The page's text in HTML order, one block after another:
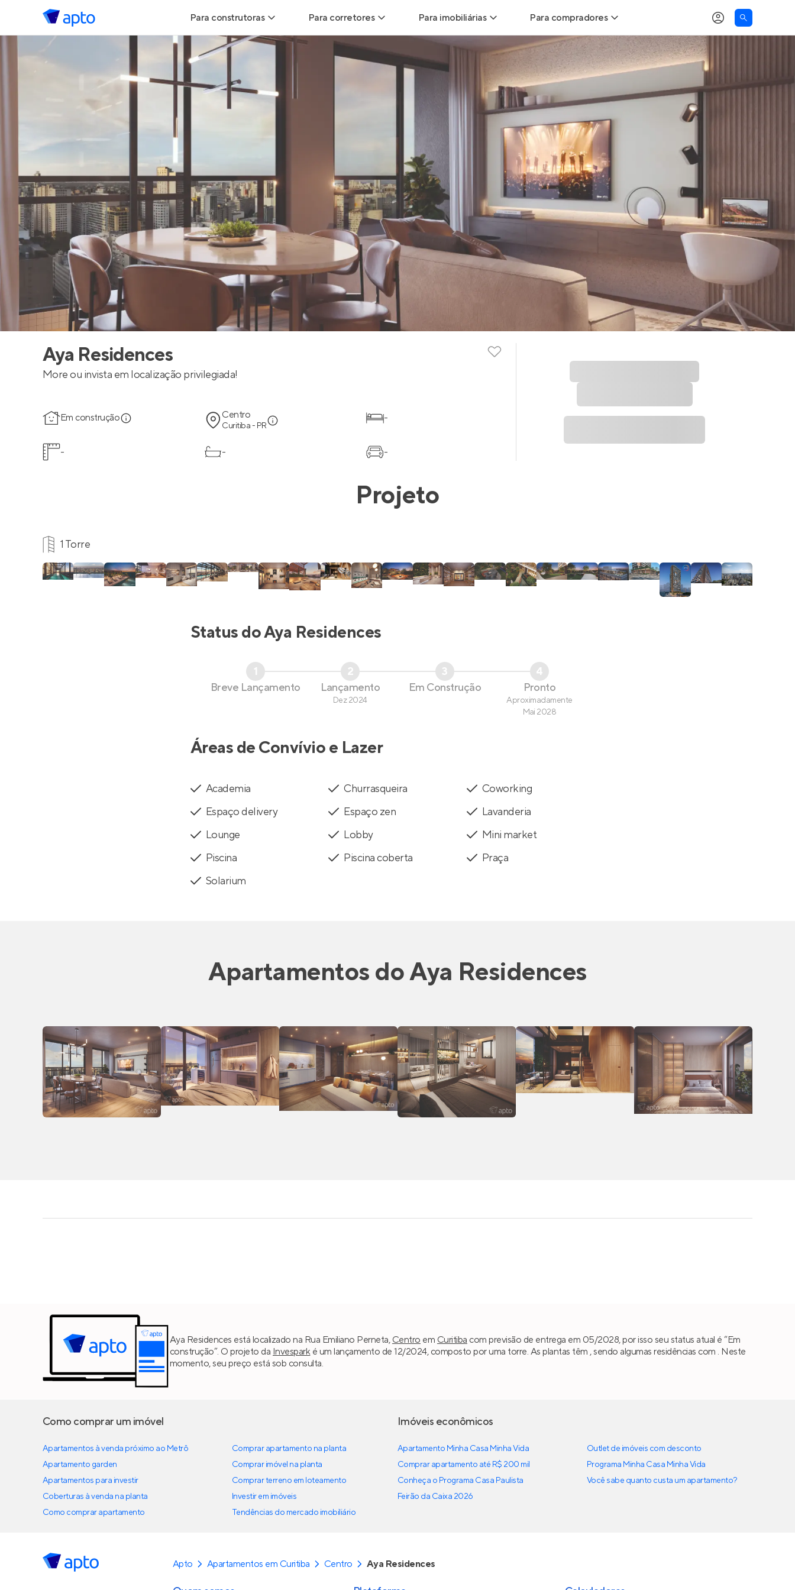
Para construtoras
Geração de Leads
Geração de Visitas
Parcerias Imobiliárias
Anunciar Imóveis
Para corretores
Leads para Corretores
Perfil Verificado
Anunciar imóveis
Para imobiliárias
Leads para Imobiliárias
Hub de imobiliárias
Anunciar imóveis
Para compradores
Buscar um imóvel novo
Calcule seu Poder de Compra
Comprar x Alugar
Correção do INCC
Simulador de Financiamento
Encontre um corretor
Aya Residences
More ou invista em localização privilegiada!
Em construção Centro
Curitiba - PR
-
- - -
Projeto
1 Torre
Status doAya Residences
1
Breve Lançamento
2
Lançamento
Dez 2024
3
Em Construção
4
Pronto
Aproximadamente
Mai 2028
Áreas de Convívio e Lazer
Academia Churrasqueira
Coworking
Espaço delivery
Espaço zen
Lavanderia
Lounge
Lobby
Mini market
Piscina
Piscina coberta
Praça
Solarium
Apartamentos doAya Residences
Aya Residences está localizado na Rua Emiliano Perneta, Centro em Curitiba com previsão de entrega em 05/2028, por isso seu status atual é “Em
construção”. O projeto da Invesparké um lançamento de 12/2024, composto por uma torre. As plantas têm , sendo algumas residências com . Neste
momento, seu preço está sob consulta.
Como comprar um imóvel
Apartamentos à venda próximo ao Metrô
Apartamento garden
Apartamentos para investir
Coberturas à venda na planta
Como comprar apartamento
Comprar apartamento na planta
Comprar imóvel na planta
Comprar terreno em loteamento
Investir em imóveis
Tendências do mercado imobiliário
Imóveis econômicos
Apartamento Minha Casa Minha Vida
Comprar apartamento até R$ 200 mil
Conheça o Programa Casa Paulista
Feirão da Caixa 2026
Outlet de imóveis com desconto
Programa Minha Casa Minha Vida
Você sabe quanto custa um apartamento?
Apto Apartamentos em Curitiba Centro Aya Residences